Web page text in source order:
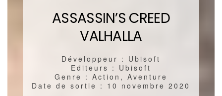
ASSASSIN’S CREED
VALHALLA
Développeur : Ubisoft
Editeurs : Ubisoft
Genre : Action, Aventure
Date de sortie : 10 novembre 2020